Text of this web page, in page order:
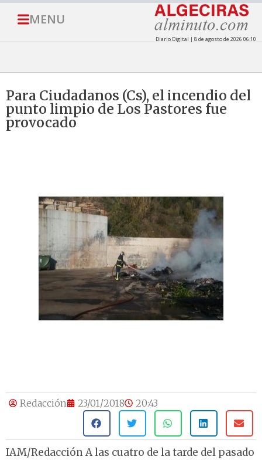
MENU
Diario Digital | 8 de agosto de 2026 06:10
Para Ciudadanos (Cs), el incendio del
punto limpio de Los Pastores fue
provocado
Redacción 23/01/2018 20:43
IAM/Redacción A las cuatro de la tarde del pasado